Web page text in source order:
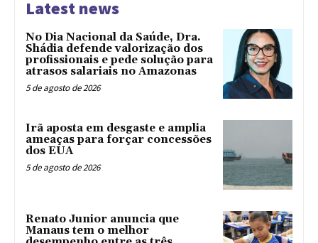
Latest news
No Dia Nacional da Saúde, Dra.
Shádia defende valorização dos
profissionais e pede solução para
atrasos salariais no Amazonas
5 de agosto de 2026
Irã aposta em desgaste e amplia
ameaças para forçar concessões
dos EUA
5 de agosto de 2026
Renato Junior anuncia que
Manaus tem o melhor